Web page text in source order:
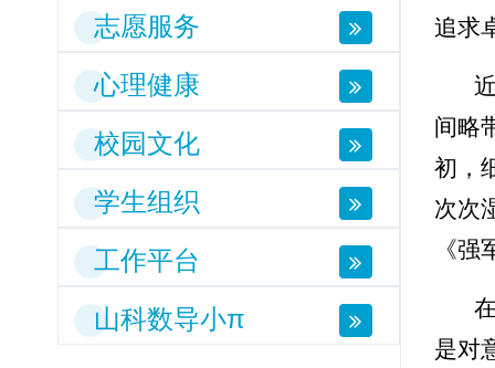
志愿服务
心理健康
校园文化
学生组织
工作平台
山科数导小π
追求
间略
初，
次次
《
是对